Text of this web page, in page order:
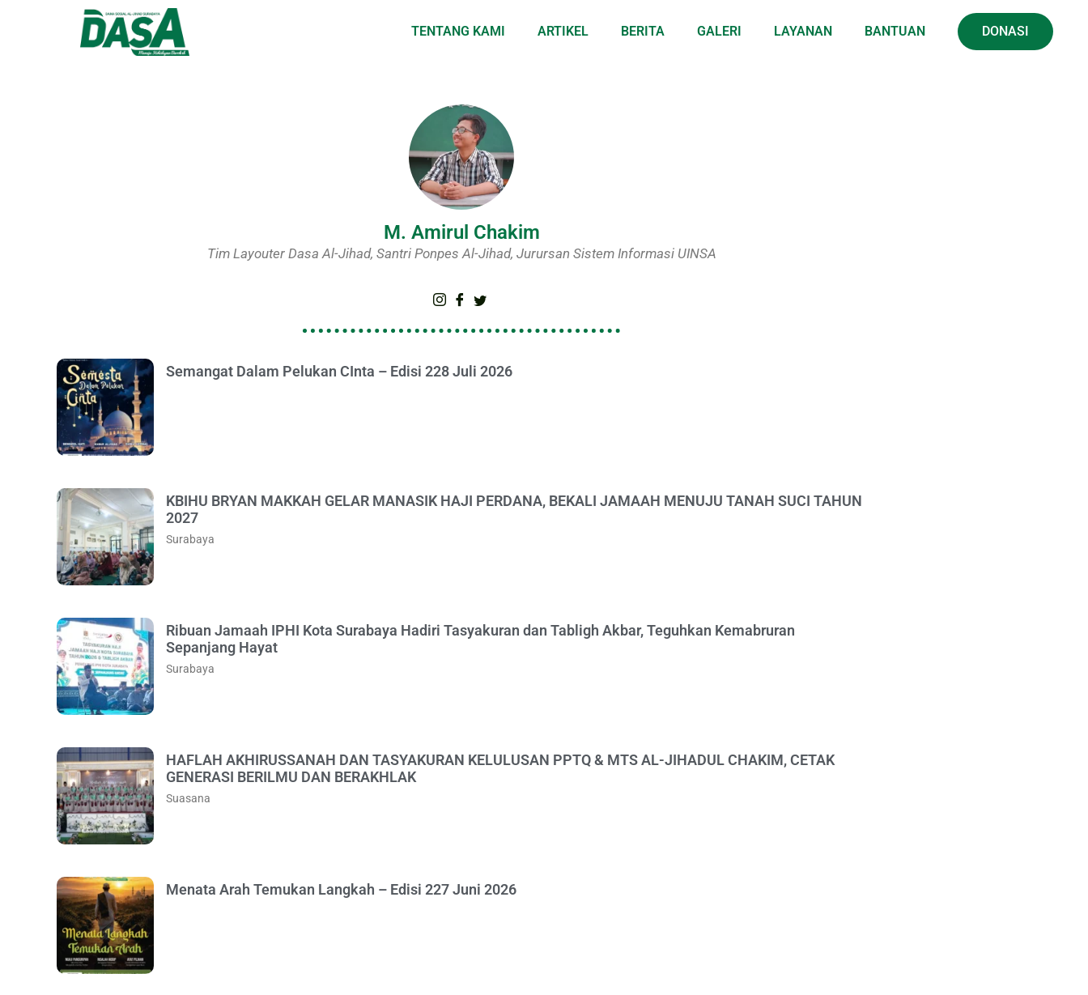
TENTANG KAMI ARTIKEL BERITA GALERI LAYANAN BANTUAN DONASI
M. Amirul Chakim
Tim Layouter Dasa Al-Jihad, Santri Ponpes Al-Jihad, Jurursan Sistem Informasi UINSA
Semangat Dalam Pelukan CInta – Edisi 228 Juli 2026
KBIHU BRYAN MAKKAH GELAR MANASIK HAJI PERDANA, BEKALI JAMAAH MENUJU TANAH SUCI TAHUN
2027
Surabaya
Ribuan Jamaah IPHI Kota Surabaya Hadiri Tasyakuran dan Tabligh Akbar, Teguhkan Kemabruran
Sepanjang Hayat
Surabaya
HAFLAH AKHIRUSSANAH DAN TASYAKURAN KELULUSAN PPTQ & MTS AL-JIHADUL CHAKIM, CETAK
GENERASI BERILMU DAN BERAKHLAK
Suasana
Menata Arah Temukan Langkah – Edisi 227 Juni 2026